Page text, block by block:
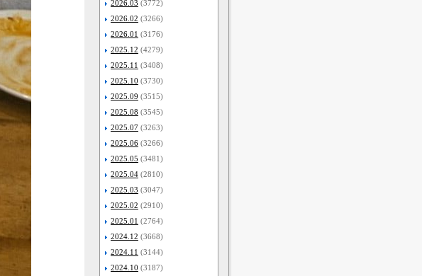
2026.03 (3772)
2026.02 (3266)
2026.01 (3176)
2025.12 (4279)
2025.11 (3408)
2025.10 (3730)
2025.09 (3515)
2025.08 (3545)
2025.07 (3263)
2025.06 (3266)
2025.05 (3481)
2025.04 (2810)
2025.03 (3047)
2025.02 (2910)
2025.01 (2764)
2024.12 (3668)
2024.11 (3144)
2024.10 (3187)